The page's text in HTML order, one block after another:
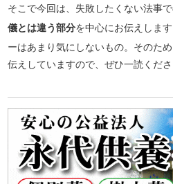
そこで今回は、失敗したくない法事で
儀とは違う部分を中心にお伝えしま
ーはあまり気にしないもの。そのた
伝えしていますので、ぜひ一読くださ